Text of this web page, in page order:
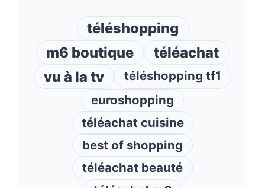
téléshopping
m6 boutique
téléachat
vu à la tv
téléshopping tf1
euroshopping
téléachat cuisine
best of shopping
téléachat beauté